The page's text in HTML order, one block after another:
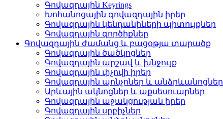
Գովազդային Keyrings
Խոհանոցային գովազդային իրեր
Գովազդային կենդանիների պիտույքներ
Գովազդային գործիքներ
Գովազդային ժամանց և բացօթյա տարածք
Գովազդային ծածկոցներ
Գովազդային արշավ և խնջույք
Գովազդային փչովի իրեր
Գովազդային պոնչոներ և անձրևանոցներ
Արևային ակնոցներ և աքսեսուարներ
Գովազդային աջակցության իրեր
Գովազդային սրբիչներ